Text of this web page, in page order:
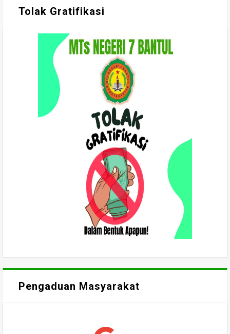
Tolak Gratifikasi
Pengaduan Masyarakat